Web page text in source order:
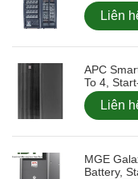
Liên
APC
To 4,
Capable
Liên
MGE
Battery,